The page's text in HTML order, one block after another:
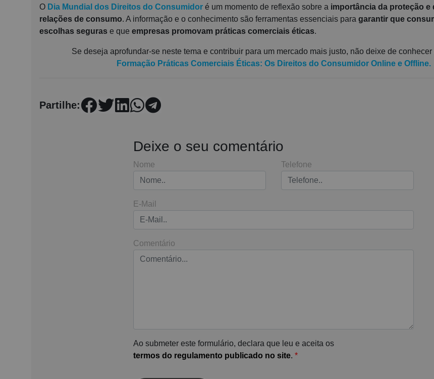
O Dia Mundial dos Direitos do Consumidor é um momento de reflexão sobre a importância da proteção e
relações de consumo. A informação e o conhecimento são ferramentas essenciais para garantir que
escolhas seguras e que empresas promovam práticas comerciais éticas.
Se deseja aprofundar-se neste tema e contribuir para um mercado mais justo, não deixe de conhecer
Formação Práticas Comerciais Éticas: Os Direitos do Consumidor Online e Offline.
Partilhe:
Deixe o seu comentário
Nome Telefone
E-Mail
Comentário
Ao submeter este formulário, declara que leu e aceita os
termos do regulamento publicado no site. *